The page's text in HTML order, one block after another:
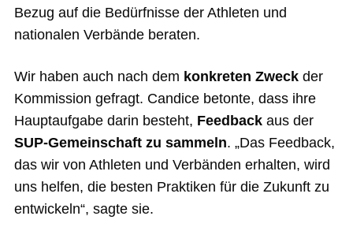
Bezug auf die Bedürfnisse der Athleten und
nationalen Verbände beraten.
Wir haben auch nach dem konkreten Zweckder
Kommission gefragt. Candice betonte, dass ihre
Hauptaufgabe darin besteht, Feedbackaus der
SUP-Gemeinschaft zu sammeln. „Das Feedback,
das wir von Athleten und Verbänden erhalten, wird
uns helfen, die besten Praktiken für die Zukunft zu
entwickeln“, sagte sie.